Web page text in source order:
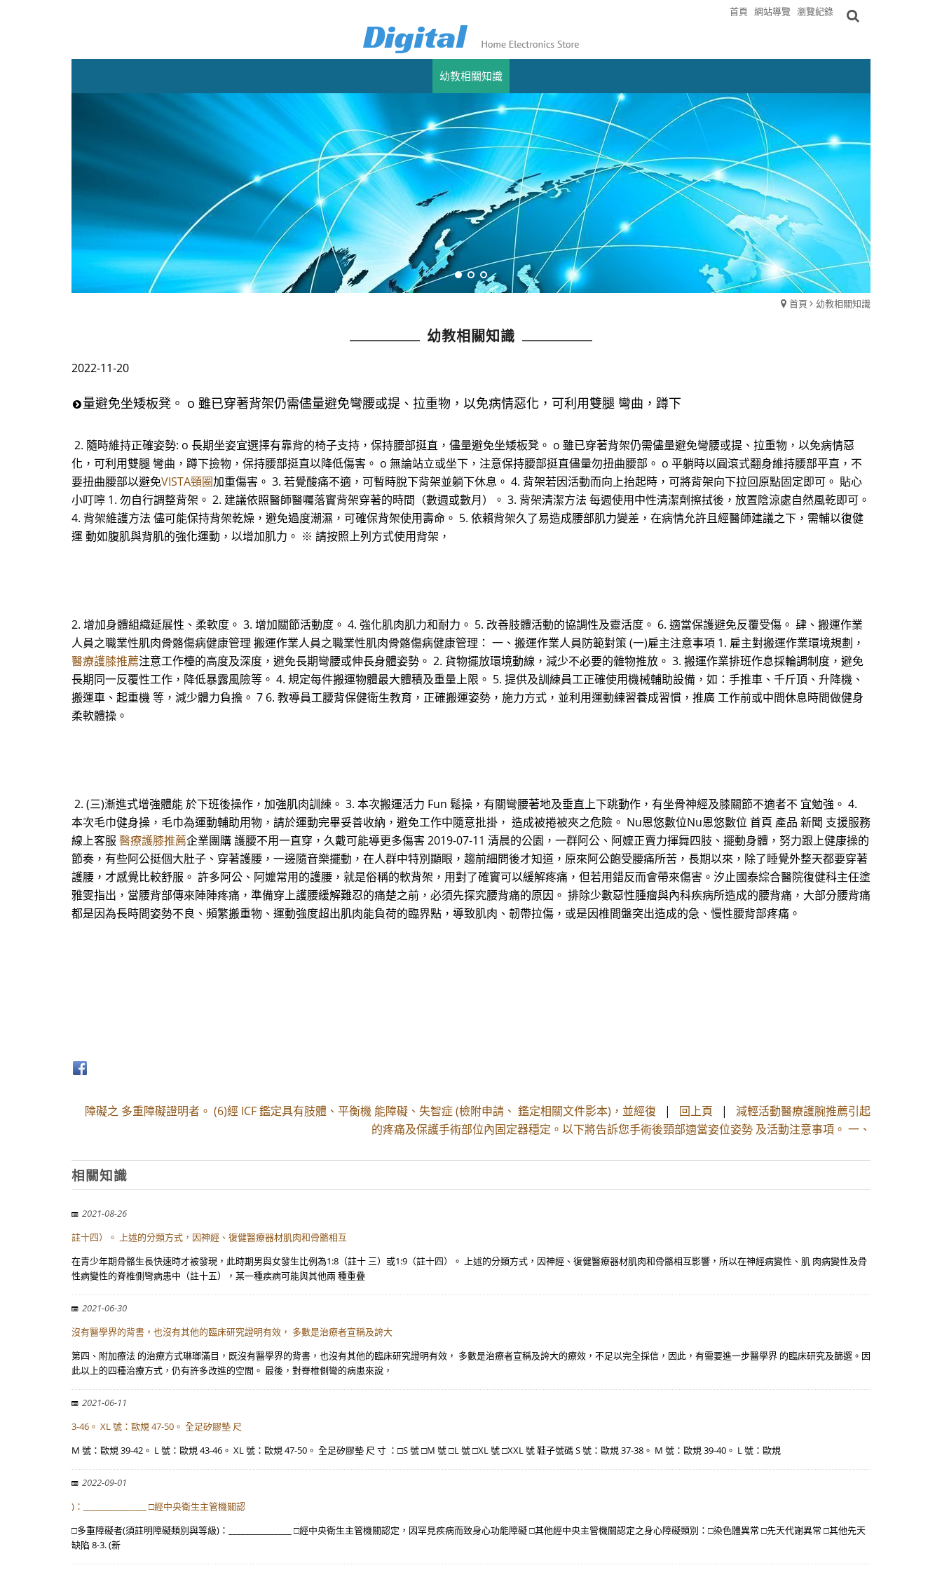
首頁 網站導覽 瀏覽紀錄
幼教相關知識
首頁 幼教相關知識
幼教相關知識
2022-11-20
量避免坐矮板凳。 o 雖已穿著背架仍需儘量避免彎腰或提、拉重物，以免病情惡化，可利用雙腿 彎曲，蹲下
2. 隨時維持正確姿勢: o 長期坐姿宜選擇有靠背的椅子支持，保持腰部挺直，儘量避免坐矮板凳。 o 雖已穿著背架仍需儘量避免彎腰或提、拉重物，以免病情惡
化，可利用雙腿 彎曲，蹲下撿物，保持腰部挺直以降低傷害。 o 無論站立或坐下，注意保持腰部挺直儘量勿扭曲腰部。 o 平躺時以圓滾式翻身維持腰部平直，不
要扭曲腰部以避免VISTA頸圈加重傷害。 3. 若覺酸痛不適，可暫時脫下背架並躺下休息。 4. 背架若因活動而向上抬起時，可將背架向下拉回原點固定即可。 貼心
小叮嚀 1. 勿自行調整背架。 2. 建議依照醫師醫囑落實背架穿著的時間（數週或數月）。 3. 背架清潔方法 每週使用中性清潔劑擦拭後，放置陰涼處自然風乾即可。
4. 背架維護方法 儘可能保持背架乾燥，避免過度潮濕，可確保背架使用壽命。 5. 依賴背架久了易造成腰部肌力變差，在病情允許且經醫師建議之下，需輔以復健
運 動如腹肌與背肌的強化運動，以增加肌力。 ※ 請按照上列方式使用背架，
2. 增加身體組織延展性、柔軟度。 3. 增加關節活動度。 4. 強化肌肉肌力和耐力。 5. 改善肢體活動的協調性及靈活度。 6. 適當保護避免反覆受傷。 肆、搬運作業
人員之職業性肌肉骨骼傷病健康管理 搬運作業人員之職業性肌肉骨骼傷病健康管理： 一、搬運作業人員防範對策 (一)雇主注意事項 1. 雇主對搬運作業環境規劃，
醫療護膝推薦注意工作檯的高度及深度，避免長期彎腰或伸長身體姿勢。 2. 貨物擺放環境動線，減少不必要的雜物推放。 3. 搬運作業排班作息採輪調制度，避免
長期同一反覆性工作，降低暴露風險等。 4. 規定每件搬運物體最大體積及重量上限。 5. 提供及訓練員工正確使用機械輔助設備，如：手推車、千斤頂、升降機、
搬運車、起重機 等，減少體力負擔。 7 6. 教導員工腰背保健衛生教育，正確搬運姿勢，施力方式，並利用運動練習養成習慣，推廣 工作前或中間休息時間做健身
柔軟體操。
2. (三)漸進式增強體能 於下班後操作，加強肌肉訓練。 3. 本次搬運活力 Fun 鬆操，有關彎腰著地及垂直上下跳動作，有坐骨神經及膝關節不適者不 宜勉強。 4.
本次毛巾健身操，毛巾為運動輔助用物，請於運動完畢妥善收納，避免工作中隨意批掛， 造成被捲被夾之危險。 Nu恩悠數位Nu恩悠數位 首頁 產品 新聞 支援服務
線上客服 醫療護膝推薦企業團購 護腰不用一直穿，久戴可能導更多傷害 2019-07-11 清晨的公園，一群阿公、阿嬤正賣力揮舞四肢、擺動身體，努力跟上健康操的
節奏，有些阿公挺個大肚子、穿著護腰，一邊隨音樂擺動，在人群中特別顯眼，趨前細問後才知道，原來阿公飽受腰痛所苦，長期以來，除了睡覺外整天都要穿著
護腰，才感覺比較舒服。 許多阿公、阿嬤常用的護腰，就是俗稱的軟背架，用對了確實可以緩解疼痛，但若用錯反而會帶來傷害。汐止國泰綜合醫院復健科主任塗
雅雯指出，當腰背部傳來陣陣疼痛，準備穿上護腰緩解難忍的痛楚之前，必須先探究腰背痛的原因。 排除少數惡性腫瘤與內科疾病所造成的腰背痛，大部分腰背痛
都是因為長時間姿勢不良、頻繁搬重物、運動強度超出肌肉能負荷的臨界點，導致肌肉、韌帶拉傷，或是因椎間盤突出造成的急、慢性腰背部疼痛。
障礙之 多重障礙證明者。 (6)經 ICF 鑑定具有肢體、平衡機 能障礙、失智症 (檢附申請、 鑑定相關文件影本)，並經復 | 回上頁 | 減輕活動醫療護腕推薦引起
的疼痛及保護手術部位內固定器穩定。以下將告訴您手術後頸部適當姿位姿勢 及活動注意事項。 一、
相關知識
2021-08-26
註十四）。 上述的分類方式，因神經、復健醫療器材肌肉和骨骼相互
在青少年期骨骼生長快速時才被發現，此時期男與女發生比例為1:8（註十 三）或1:9（註十四）。 上述的分類方式，因神經、復健醫療器材肌肉和骨骼相互影響，所以在神經病變性、肌 肉病變性及骨
性病變性的脊椎側彎病患中（註十五），某一種疾病可能與其他兩 種重疊
2021-06-30
沒有醫學界的背書，也沒有其他的臨床研究證明有效， 多數是治療者宣稱及誇大
第四、附加療法 的治療方式琳瑯滿目，既沒有醫學界的背書，也沒有其他的臨床研究證明有效， 多數是治療者宣稱及誇大的療效，不足以完全採信，因此，有需要進一步醫學界 的臨床研究及篩選。因
此以上的四種治療方式，仍有許多改進的空間。 最後，對脊椎側彎的病患來說，
2021-06-11
3-46。 XL 號：歐規 47-50。 全足矽膠墊 尺
M 號：歐規 39-42。 L 號：歐規 43-46。 XL 號：歐規 47-50。 全足矽膠墊 尺 寸 ：□S 號 □M 號 □L 號 □XL 號 □XXL 號 鞋子號碼 S 號：歐規 37-38。 M 號：歐規 39-40。 L 號：歐規
2022-09-01
)：_______________ □經中央衛生主管機關認
□多重障礙者(須註明障礙類別與等級)：_______________ □經中央衛生主管機關認定，因罕見疾病而致身心功能障礙 □其他經中央主管機關認定之身心障礙類別：□染色體異常 □先天代謝異常 □其他先天
缺陷 8-3. (新